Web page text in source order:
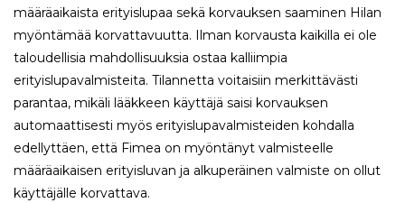
määräaikaista erityislupaa sekä korvauksen saaminen Hilan
myöntämää korvattavuutta. Ilman korvausta kaikilla ei ole
taloudellisia mahdollisuuksia ostaa kalliimpia
erityislupavalmisteita. Tilannetta voitaisiin merkittävästi
parantaa, mikäli lääkkeen käyttäjä saisi korvauksen
automaattisesti myös erityislupavalmisteiden kohdalla
edellyttäen, että Fimea on myöntänyt valmisteelle
määräaikaisen erityisluvan ja alkuperäinen valmiste on ollut
käyttäjälle korvattava.